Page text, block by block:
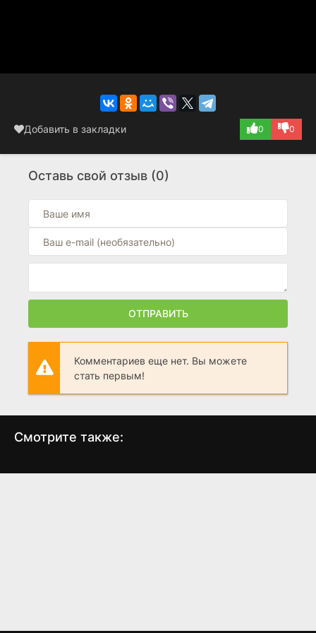
Добавить в закладки 0 0
Оставь свой отзыв (0)
ОТПРАВИТЬ
Комментариев еще нет. Вы можете
стать первым!
Смотрите также:
Лощина Последняя битва